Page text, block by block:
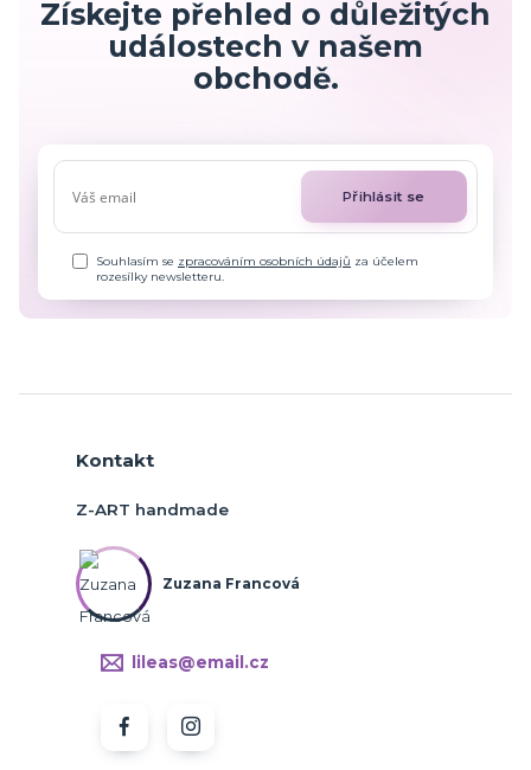
Získejte přehled o důležitých
událostech v našem
obchodě.
Přihlásit se
Souhlasím se zpracováním osobních údajů za účelem
rozesílky newsletteru.
Kontakt
Z-ART handmade
Zuzana Francová
lileas@email.cz